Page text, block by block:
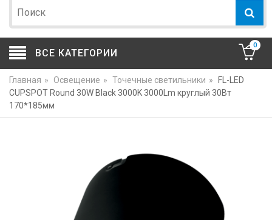
ВСЕ КАТЕГОРИИ
0
Главная » Освещение » Точечные светильники »
FL-LED
CUPSPOT Round 30W Black 3000K 3000Lm круглый 30Вт
170*185мм